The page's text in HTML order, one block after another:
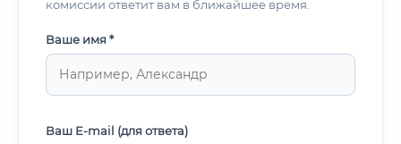
комиссии ответит вам в ближайшее время.
Ваше имя *
Ваш E-mail (для ответа)